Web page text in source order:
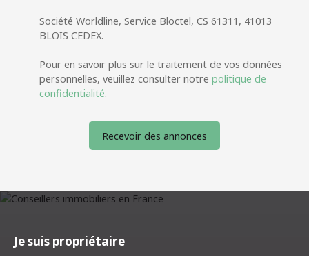
Société Worldline, Service Bloctel, CS 61311, 41013
BLOIS CEDEX.
Pour en savoir plus sur le traitement de vos données
personnelles, veuillez consulter notre politique de
confidentialité.
Recevoir des annonces
Je suis propriétaire